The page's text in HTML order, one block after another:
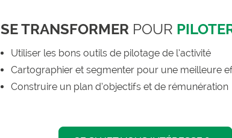
SE TRANSFORMER POUR
Utiliser les bons outils de pilotage de l’activité
Cartographier et segmenter pour une meilleure
Construire un plan d’objectifs et de rémunération